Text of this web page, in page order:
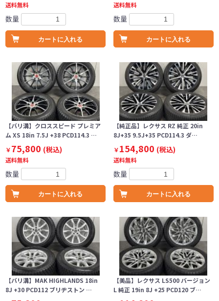
送料無料
数量
カートに入れる
送料無料
数量
カートに入れる
【バリ溝】クロススピード プレミア
ム XS 18in 7.5J +38 PCD114.3 …
￥75,800 (税込)
送料無料
数量
カートに入れる
【純正品】レクサス RZ 純正 20in
8J+35 9.5J+35 PCD114.3 ダ…
￥154,800 (税込)
送料無料
数量
カートに入れる
【バリ溝】MAK HIGHLANDS 18in
8J +30 PCD112 ブリヂストン …
【美品】レクサス LS500 バージョン
L 純正 19in 8J +25 PCD120 ブ…